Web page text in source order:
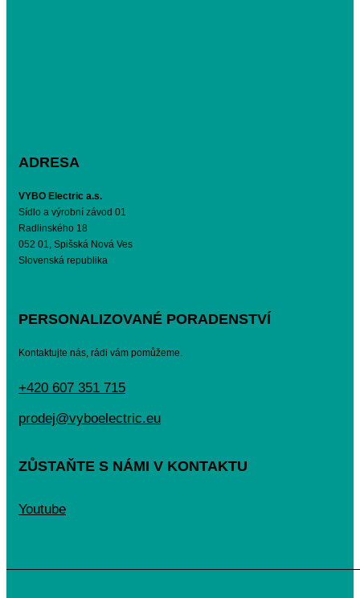
ADRESA
VYBO Electric a.s.
Sídlo a výrobní závod 01
Radlinského 18
052 01, Spišská Nová Ves
Slovenská republika
PERSONALIZOVANÉ PORADENSTVÍ
Kontaktujte nás, rádi vám pomůžeme.
+420 607 351 715
prodej@vyboelectric.eu
ZŮSTAŇTE S NÁMI V KONTAKTU
Youtube